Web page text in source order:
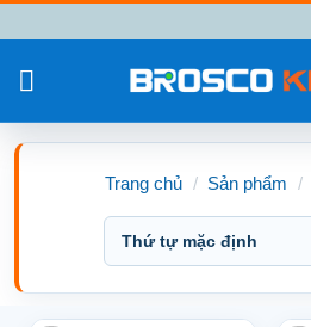
đến
nội
Trang chủ / Sản phẩm /